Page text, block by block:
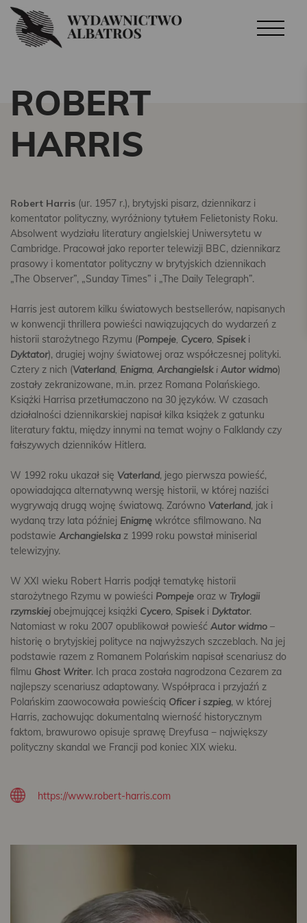
ROBERT
HARRIS
Robert Harris (ur. 1957 r.), brytyjski pisarz, dziennikarz i
komentator polityczny, wyróżniony tytułem Felietonisty Roku.
Absolwent wydziału literatury angielskiej Uniwersytetu w
Cambridge. Pracował jako reporter telewizji BBC, dziennikarz
prasowy i komentator polityczny w brytyjskich dziennikach
„The Observer”, „Sunday Times” i „The Daily Telegraph”.
Harris jest autorem kilku światowych bestsellerów, napisanych
w konwencji thrillera powieści nawiązujących do wydarzeń z
historii starożytnego Rzymu (Pompeje, Cycero, Spiseki
Dyktator), drugiej wojny światowej oraz współczesnej polityki.
Cztery z nich (Vaterland, Enigma, Archangielski Autor widmo)
zostały zekranizowane, m.in. przez Romana Polańskiego.
Książki Harrisa przetłumaczono na 30 języków. W czasach
działalności dziennikarskiej napisał kilka książek z gatunku
literatury faktu, między innymi na temat wojny o Falklandy czy
fałszywych dzienników Hitlera.
W 1992 roku ukazał się Vaterland, jego pierwsza powieść,
opowiadająca alternatywną wersję historii, w której naziści
wygrywają drugą wojnę światową. Zarówno Vaterland, jak i
wydaną trzy lata później Enigmę wkrótce sfilmowano. Na
podstawie Archangielska z 1999 roku powstał miniserial
telewizyjny.
W XXI wieku Robert Harris podjął tematykę historii
starożytnego Rzymu w powieści Pompeje oraz w Trylogii
rzymskiejobejmującej książki Cycero, Spiseki Dyktator.
Natomiast w roku 2007 opublikował powieść Autor widmo –
historię o brytyjskiej polityce na najwyższych szczeblach. Na jej
podstawie razem z Romanem Polańskim napisał scenariusz do
filmu Ghost Writer. Ich praca została nagrodzona Cezarem za
najlepszy scenariusz adaptowany. Współpraca i przyjaźń z
Polańskim zaowocowała powieścią Oficer i szpieg, w której
Harris, zachowując dokumentalną wierność historycznym
faktom, brawurowo opisuje sprawę Dreyfusa − największy
polityczny skandal we Francji pod koniec XIX wieku.
https://www.robert-harris.com